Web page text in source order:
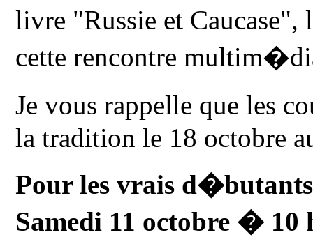
livre "Russie et
cette rencontre
Je vous rappelle que les
la tradition le 18 octobre
Pour les vrais
Samedi 11 octobre �